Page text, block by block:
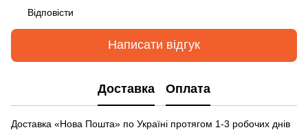
Відповісти
Написати відгук
Доставка Оплата
Доставка «Нова Пошта» по Україні протягом 1-3 робочих днів